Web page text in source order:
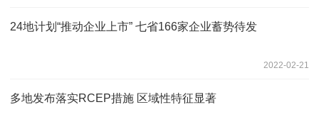
24地计划“推动企业上市” 七省166家企业蓄势待发
2022-02-21
多地发布落实RCEP措施 区域性特征显著